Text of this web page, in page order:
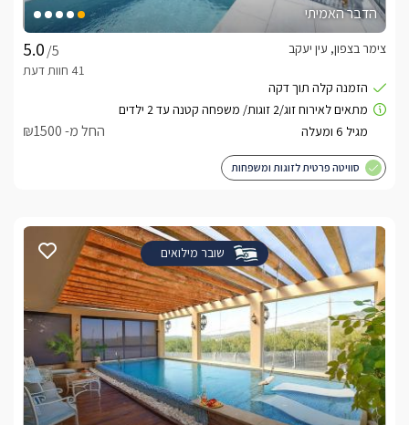
הדבר האמיתי
/5
צימר בצפון, עין יעקב
החל מ- ₪1500
סוויטה פרטית לזוגות ומשפחות
שובר מילואים